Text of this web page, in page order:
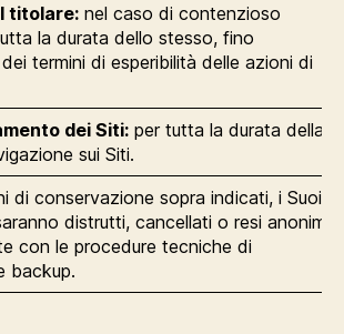
titolare: nel caso di contenzioso
la durata dello stesso, fino
dei termini di esperibilità delle azioni di
dei Siti: per tutta la durata della
sui Siti.
di conservazione sopra indicati, i Suoi
distrutti, cancellati o resi anonimi,
con le procedure tecniche di
backup.